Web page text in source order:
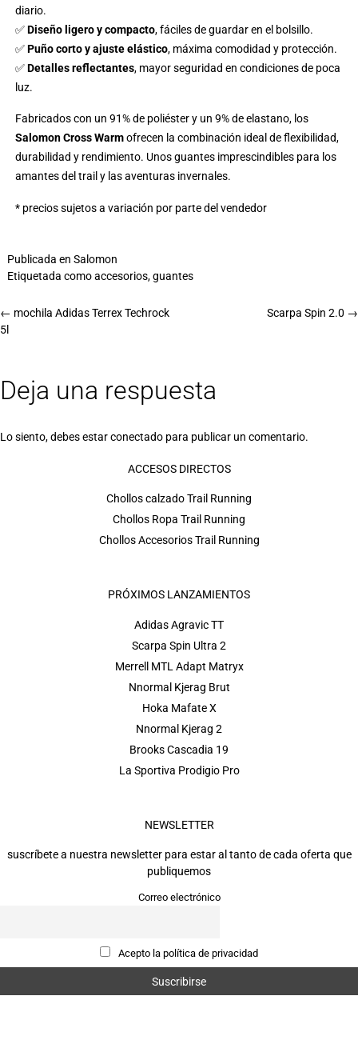
diario.
✅Diseño ligero y compacto, fáciles de guardar en el bolsillo.
✅Puño corto y ajuste elástico, máxima comodidad y protección.
✅Detalles reflectantes, mayor seguridad en condiciones de poca
luz.
Fabricados con un 91% de poliéster y un 9% de elastano, los
Salomon Cross Warmofrecen la combinación ideal de flexibilidad,
durabilidad y rendimiento. Unos guantes imprescindibles para los
amantes del trail y las aventuras invernales.
* precios sujetos a variación por parte del vendedor
Publicada en Salomon
Etiquetada comoaccesorios,guantes
Scarpa Spin 2.0 →
← mochila Adidas Terrex Techrock
5l
Deja una respuesta
Lo siento, debes estarconectado para publicar un comentario.
ACCESOS DIRECTOS
Chollos calzado Trail Running
Chollos Ropa Trail Running
Chollos Accesorios Trail Running
PRÓXIMOS LANZAMIENTOS
Adidas Agravic TT
Scarpa Spin Ultra 2
Merrell MTL Adapt Matryx
Nnormal Kjerag Brut
Hoka Mafate X
Nnormal Kjerag 2
Brooks Cascadia 19
La Sportiva Prodigio Pro
NEWSLETTER
suscríbete a nuestra newsletter para estar al tanto de cada oferta que
publiquemos
Correo electrónico
Acepto la política de privacidad